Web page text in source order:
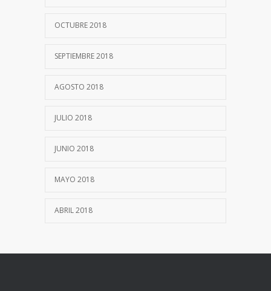
OCTUBRE 2018
SEPTIEMBRE 2018
AGOSTO 2018
JULIO 2018
JUNIO 2018
MAYO 2018
ABRIL 2018